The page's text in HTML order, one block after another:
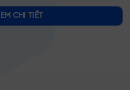
CHI TIẾT